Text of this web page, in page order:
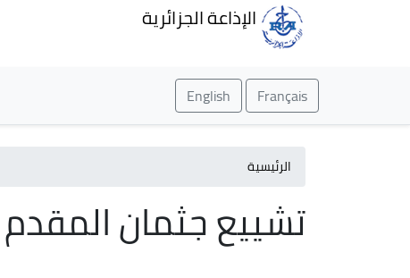
الإذاعة الجزائرية
Français
English
الرئيسية
تشييع جثمان